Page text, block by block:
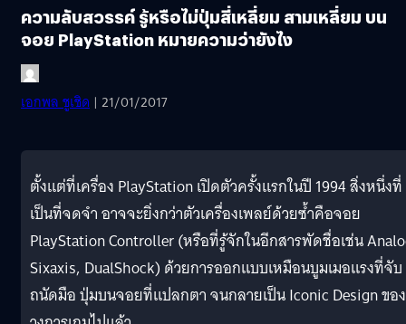
ความลับสวรรค์ รู้หรือไม่ปุ่มสี่เหลี่ยม สามเหลี่ยม บน
จอย PlayStation หมายความว่ายังไง
เอกพล ชูเชิด | 21/01/2017
ตั้งแต่ที่เครื่อง PlayStation เปิดตัวครั้งแรกในปี 1994 สิ่งหนึ่งที่
เป็นที่จดจำ อาจจะยิ่งกว่าตัวเครื่องเพลย์ด้วยซ้ำคือจอย
PlayStation Controller (หรือที่รู้จักในอีกสารพัดชื่อเช่น
Sixaxis, DualShock) ด้วยการออกแบบเหมือนบูมเมอแรงที่จับ
ถนัดมือ ปุ่มบนจอยที่แปลกตา จนกลายเป็น Iconic Design ของ